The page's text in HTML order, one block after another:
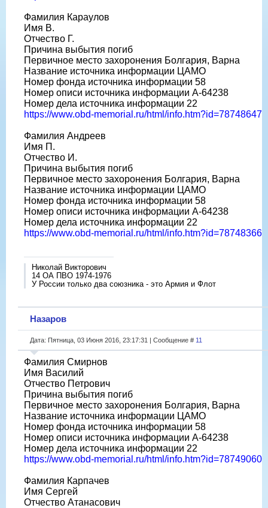
Фамилия Караулов
Имя В.
Отчество Г.
Причина выбытия погиб
Первичное место захоронения Болгария, Варна
Название источника информации ЦАМО
Номер фонда источника информации 58
Номер описи источника информации A-64238
Номер дела источника информации 22
https://www.obd-memorial.ru/html/info.htm?id=78748647
Фамилия Андреев
Имя П.
Отчество И.
Причина выбытия погиб
Первичное место захоронения Болгария, Варна
Название источника информации ЦАМО
Номер фонда источника информации 58
Номер описи источника информации A-64238
Номер дела источника информации 22
https://www.obd-memorial.ru/html/info.htm?id=78748366
Николай Викторович
14 ОА ПВО 1974-1976
У России только два союзника - это Армия и Флот
Назаров
Дата: Пятница, 03 Июня 2016, 23:17:31 | Сообщение # 11
Фамилия Смирнов
Имя Василий
Отчество Петрович
Причина выбытия погиб
Первичное место захоронения Болгария, Варна
Название источника информации ЦАМО
Номер фонда источника информации 58
Номер описи источника информации A-64238
Номер дела источника информации 22
https://www.obd-memorial.ru/html/info.htm?id=78749060
Фамилия Карпачев
Имя Сергей
Отчество Атанасович